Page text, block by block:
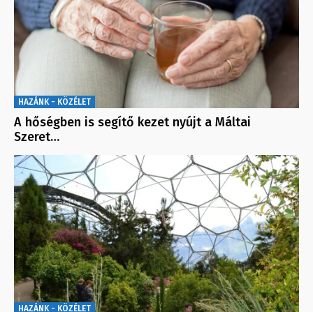
HAZÁNK - KÖZÉLET
A hőségben is segítő kezet nyújt a Máltai
Szeret…
HAZÁNK - KÖZÉLET